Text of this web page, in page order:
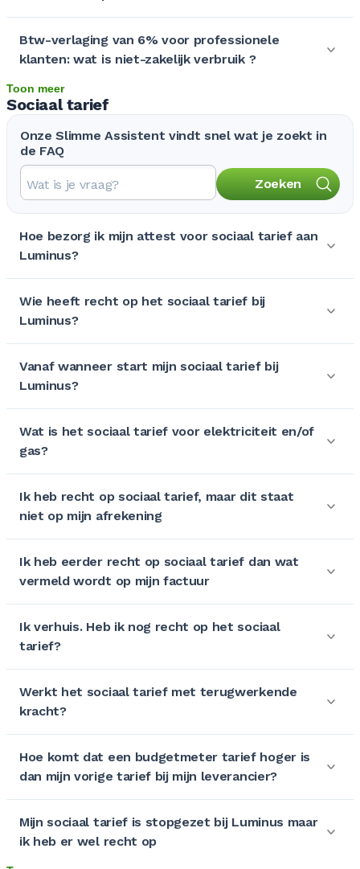
Btw-verlaging van 6% voor professionele
klanten: wat is niet-zakelijk verbruik ?
Toon meer
Sociaal tarief
Onze Slimme Assistent vindt snel wat je zoekt in
de FAQ
Zoeken
Hoe bezorg ik mijn attest voor sociaal tarief aan
Luminus?
Wie heeft recht op het sociaal tarief bij
Luminus?
Vanaf wanneer start mijn sociaal tarief bij
Luminus?
Wat is het sociaal tarief voor elektriciteit en/of
gas?
Ik heb recht op sociaal tarief, maar dit staat
niet op mijn afrekening
Ik heb eerder recht op sociaal tarief dan wat
vermeld wordt op mijn factuur
Ik verhuis. Heb ik nog recht op het sociaal
tarief?
Werkt het sociaal tarief met terugwerkende
kracht?
Hoe komt dat een budgetmeter tarief hoger is
dan mijn vorige tarief bij mijn leverancier?
Mijn sociaal tarief is stopgezet bij Luminus maar
ik heb er wel recht op